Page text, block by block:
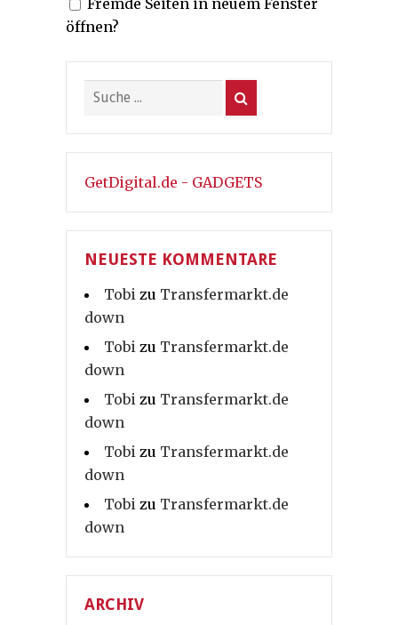
öffnen?
GetDigital.de - GADGETS
NEUESTE KOMMENTARE
Tobi zu Transfermarkt.de
down
Tobi zu Transfermarkt.de
down
Tobi zu Transfermarkt.de
down
Tobi zu Transfermarkt.de
down
Tobi zu Transfermarkt.de
down
ARCHIV